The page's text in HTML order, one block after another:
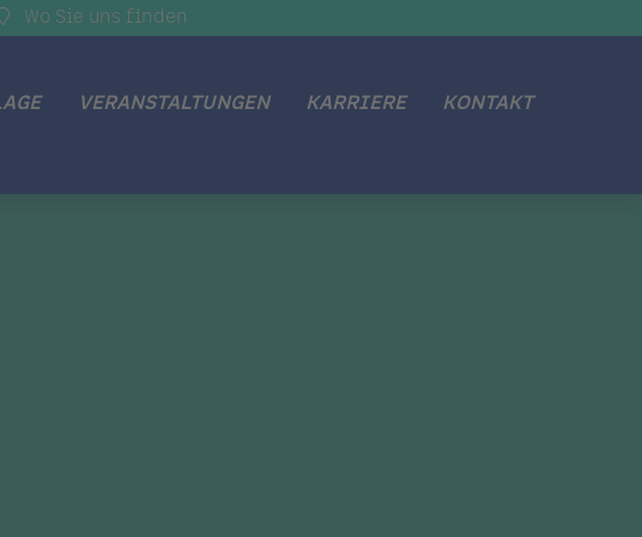
Wo Sie uns finden
VERANSTALTUNGEN KARRIERE KONTAKT